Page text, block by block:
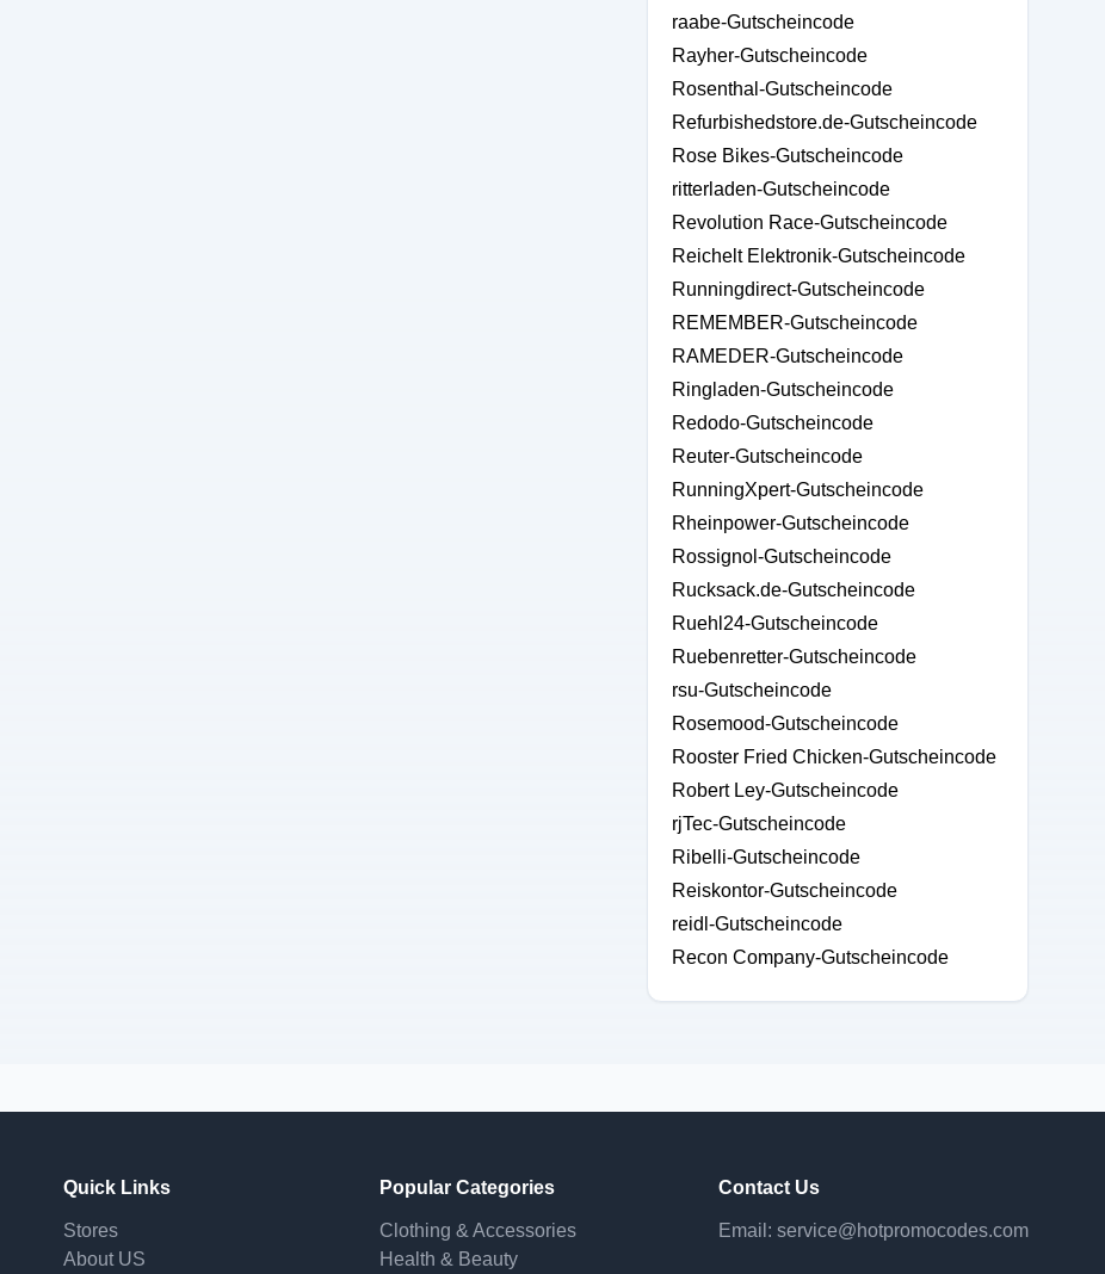
raabe-Gutscheincode
Rayher-Gutscheincode
Rosenthal-Gutscheincode
Refurbishedstore.de-Gutscheincode
Rose Bikes-Gutscheincode
ritterladen-Gutscheincode
Revolution Race-Gutscheincode
Reichelt Elektronik-Gutscheincode
Runningdirect-Gutscheincode
REMEMBER-Gutscheincode
RAMEDER-Gutscheincode
Ringladen-Gutscheincode
Redodo-Gutscheincode
Reuter-Gutscheincode
RunningXpert-Gutscheincode
Rheinpower-Gutscheincode
Rossignol-Gutscheincode
Rucksack.de-Gutscheincode
Ruehl24-Gutscheincode
Ruebenretter-Gutscheincode
rsu-Gutscheincode
Rosemood-Gutscheincode
Rooster Fried Chicken-Gutscheincode
Robert Ley-Gutscheincode
rjTec-Gutscheincode
Ribelli-Gutscheincode
Reiskontor-Gutscheincode
reidl-Gutscheincode
Recon Company-Gutscheincode
Quick Links
Stores
About US
Popular Categories
Clothing & Accessories
Health & Beauty
Contact Us
Email: service@hotpromocodes.com